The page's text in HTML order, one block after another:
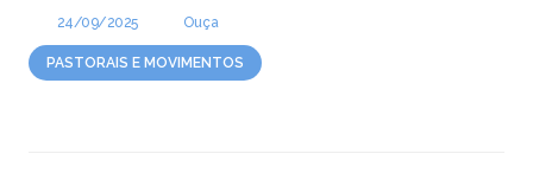
24/09/2025 Ouça
PASTORAIS E MOVIMENTOS